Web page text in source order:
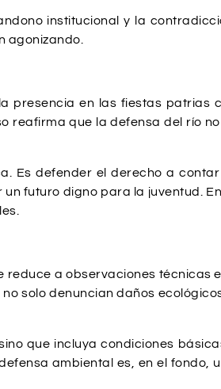
institucional y la
agonizando.
presencia en las fiestas patrias
reafirma que la defensa del río
Es defender el derecho a
futuro digno para la juventud.
a observaciones técnicas
solo denuncian daños
que incluya condiciones
ambiental es, en el fondo,